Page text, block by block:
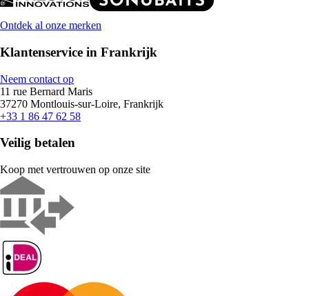
Ontdek al onze merken
Klantenservice in Frankrijk
Neem contact op
11 rue Bernard Maris
37270 Montlouis-sur-Loire, Frankrijk
+33 1 86 47 62 58
Veilig betalen
Koop met vertrouwen op onze site